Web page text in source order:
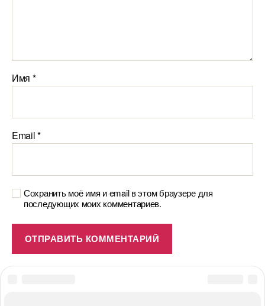
Имя *
Email*
Сохранить моё имя и email в этом браузере для
последующих моих комментариев.